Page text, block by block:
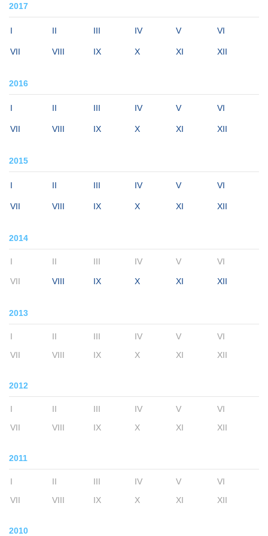
2017
I II III IV V VI
VII VIII IX X XI XII
2016
I II III IV V VI
VII VIII IX X XI XII
2015
I II III IV V VI
VII VIII IX X XI XII
2014
I II III IV V VI
VII VIII IX X XI XII
2013
I II III IV V
VI
VII
VIII IX X XI XII
2012
I II III IV V
VI
VII
VIII IX X XI XII
2011
I II III IV V
VI
VII
VIII IX X XI XII
2010